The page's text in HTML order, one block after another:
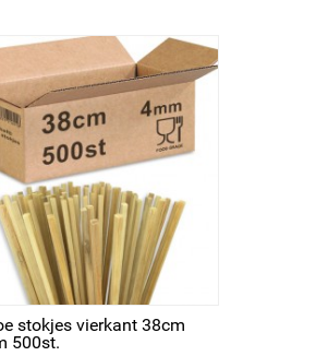
stokjes vierkant 38cm
500st.